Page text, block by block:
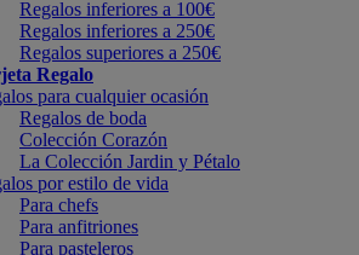
Regalos inferiores a 100€
Regalos inferiores a 250€
Regalos superiores a 250€
Regalo
para cualquier ocasión
Regalos de boda
Colección Corazón
La Colección Jardin y Pétalo
por estilo de vida
Para chefs
Para anfitriones
Para pasteleros